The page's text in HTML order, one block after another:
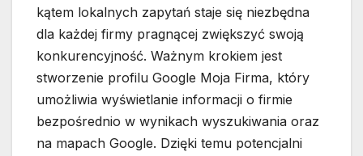
kątem lokalnych zapytań staje się niezbędna
dla każdej firmy pragnącej zwiększyć swoją
konkurencyjność. Ważnym krokiem jest
stworzenie profilu Google Moja Firma, który
umożliwia wyświetlanie informacji o firmie
bezpośrednio w wynikach wyszukiwania oraz
na mapach Google. Dzięki temu potencjalni